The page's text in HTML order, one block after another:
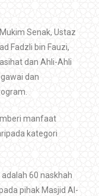
Senak, Ustaz
Fadzli bin Fauzi,
dan Ahli-Ahli
dan
manfaat
kategori
60 naskhah
pihak Masjid Al-